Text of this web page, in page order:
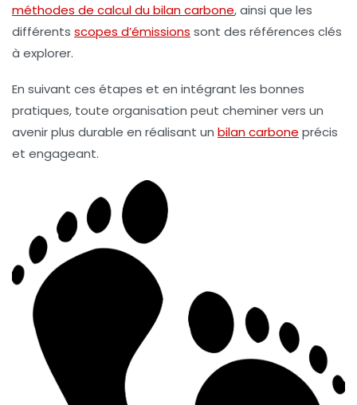
méthodes de calcul du bilan carbone, ainsi que les
différents scopes d’émissions sont des références clés
à explorer.
En suivant ces étapes et en intégrant les bonnes
pratiques, toute organisation peut cheminer vers un
avenir plus durable en réalisant un bilan carbone précis
et engageant.